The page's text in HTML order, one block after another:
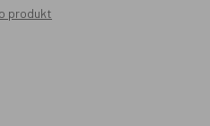
produkt